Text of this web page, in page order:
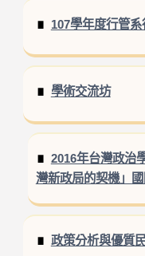
107學年度行管
學術交流坊
2016年台灣政治
灣新政局的契機」
政策分析與優質